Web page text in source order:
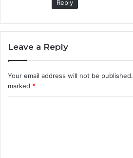
Reply
Leave a Reply
Your email address will not be published.
marked *